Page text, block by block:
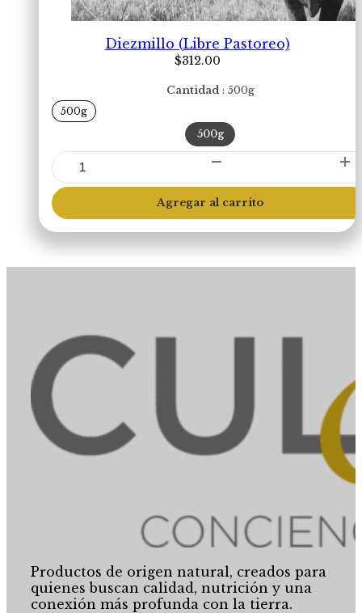
Diezmillo (Libre Pastoreo)
$312.00
Cantidad 500g
500g
500g
Diezmillo
(Libre
Pastoreo)
cantidad
Agregar al carrito
Productos de origen natural, creados para
quienes buscan calidad, nutrición y una
conexión más profunda con la tierra.